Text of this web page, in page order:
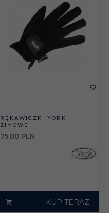
RĘKAWICZKI YORK
ZIMOWE
75,00 PLN
KUP TERAZ!